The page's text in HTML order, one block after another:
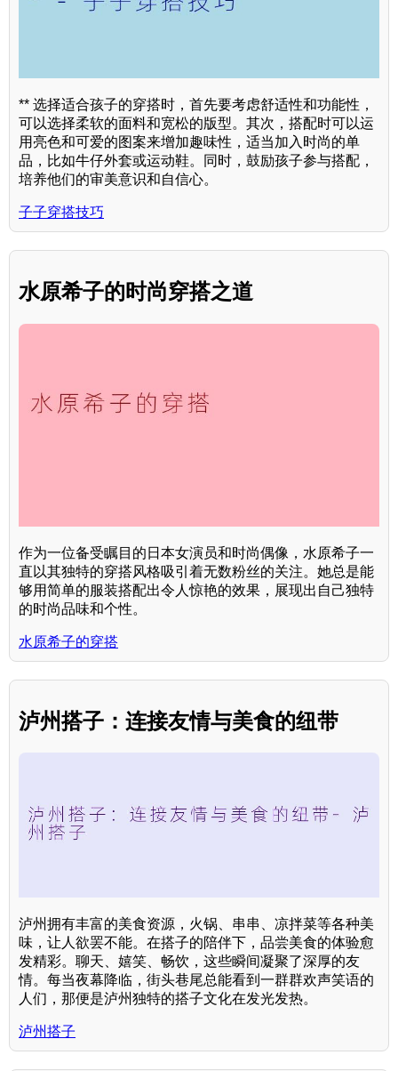
** 选择适合孩子的穿搭时，首先要考虑舒适性和功能性，
可以选择柔软的面料和宽松的版型。其次，搭配时可以运
用亮色和可爱的图案来增加趣味性，适当加入时尚的单
品，比如牛仔外套或运动鞋。同时，鼓励孩子参与搭配，
培养他们的审美意识和自信心。
子子穿搭技巧
水原希子的时尚穿搭之道
作为一位备受瞩目的日本女演员和时尚偶像，水原希子一
直以其独特的穿搭风格吸引着无数粉丝的关注。她总是能
够用简单的服装搭配出令人惊艳的效果，展现出自己独特
的时尚品味和个性。
水原希子的穿搭
泸州搭子：连接友情与美食的纽带
泸州拥有丰富的美食资源，火锅、串串、凉拌菜等各种美
味，让人欲罢不能。在搭子的陪伴下，品尝美食的体验愈
发精彩。聊天、嬉笑、畅饮，这些瞬间凝聚了深厚的友
情。每当夜幕降临，街头巷尾总能看到一群群欢声笑语的
人们，那便是泸州独特的搭子文化在发光发热。
泸州搭子